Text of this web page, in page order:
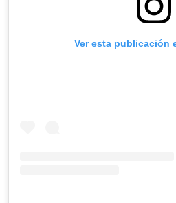
Ver esta publicación